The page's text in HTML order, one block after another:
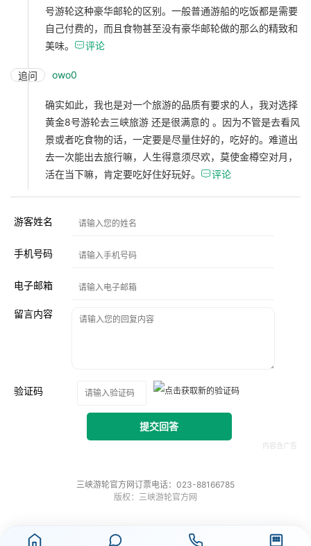
号游轮这种豪华邮轮的区别。一般普通游船的吃饭都是需要
自己付费的，而且食物甚至没有豪华邮轮做的那么的精致和
美味。 评论
追问 owo0
确实如此，我也是对一个旅游的品质有要求的人，我对选择
黄金8号游轮去三峡旅游 还是很满意的 。因为不管是去看风
景或者吃食物的话，一定要是尽量住好的，吃好的。难道出
去一次能出去旅行嘛，人生得意须尽欢，莫使金樽空对月，
活在当下嘛，肯定要吃好住好玩好。 评论
游客姓名
手机号码
电子邮箱
留言内容
验证码
提交回答
三峡游轮官方网订票电话：023-88166785
版权：三峡游轮官方网